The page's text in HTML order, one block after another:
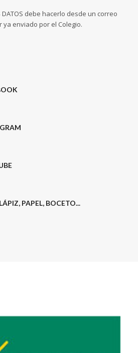
DATOS debe hacerlo desde un correo
ya enviado por el Colegio.
PAPEL, BOCETO...